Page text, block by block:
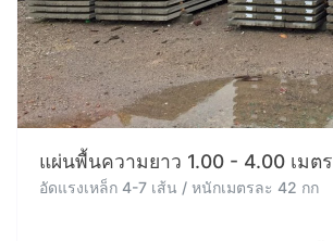
แผ่นพื้นความยาว 1.00 - 4.00 เมตร
อัดแรงเหล็ก 4-7 เส้น / หนักเมตรละ 42 กก